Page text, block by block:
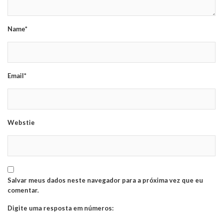
Name*
Email*
Webstie
Salvar meus dados neste navegador para a próxima vez que eu
comentar.
Digite uma resposta em números: